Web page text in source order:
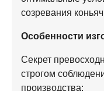
созревания
Особенности
Секрет
строгом
производства: